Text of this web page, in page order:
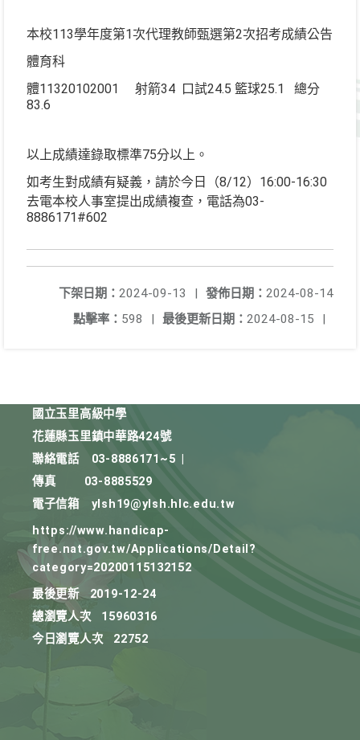
本校113學年度第1次代理教師甄選第2次招考成績公告
體育科
體11320102001 射箭34 口試24.5 籃球25.1 總分
83.6
以上成績達錄取標準75分以上。
如考生對成績有疑義，請於今日（8/12）16:00-16:30
去電本校人事室提出成績複查，電話為03-
8886171#602
發佈日期： 2024-08-14
下架日期： 2024-09-13
|
最後更新日期： 2024-08-15 |
點擊率： 598 |
國立玉里高級中學
花蓮縣玉里鎮中華路424號
聯絡電話
03-8886171~5
傳真
03-8885529
電子信箱
ylsh19@ylsh.hlc.edu.tw
https://www.handicap-
free.nat.gov.tw/Applications/Detail?
category=20200115132152
最後更新
2019-12-24
總瀏覽人次
15960316
今日瀏覽人次
22752